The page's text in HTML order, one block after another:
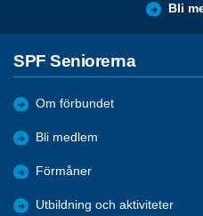
Bli
SPF Seniorerna
Om förbundet
Bli medlem
Förmåner
Utbildning och aktiviteter